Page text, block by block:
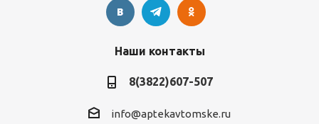
Наши контакты
8(3822)607-507
info@aptekavtomske.ru